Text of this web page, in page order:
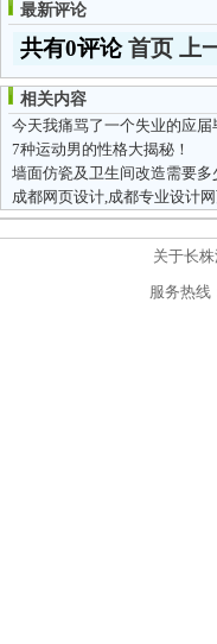
最新评论
共有0评论首页 上
相关内容
今天我痛骂了一个失业的应届
7种运动男的性格大揭秘！
墙面仿瓷及卫生间改造需要多
关于长
服务热线